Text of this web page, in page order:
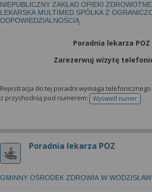
NIEPUBLICZNY ZAKŁAD OPIEKI
LEKARSKA MULTIMED SPÓŁKA Z
ODPOWIEDZIALNOŚCIĄ
Poradnia lekarza POZ
Zarezerwuj wizytę
Rejestracja do tej poradni wymaga
z przychodnią pod numerem:
Wyświetl numer
telefonu do
Poradnia lekarza POZ
GMINNY OŚRODEK ZDROWIA W